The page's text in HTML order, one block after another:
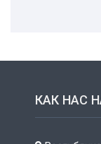
КАК НАС